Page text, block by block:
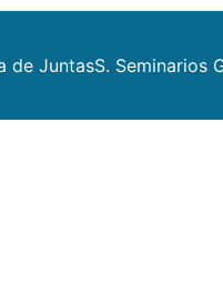
de JuntasS. Seminarios